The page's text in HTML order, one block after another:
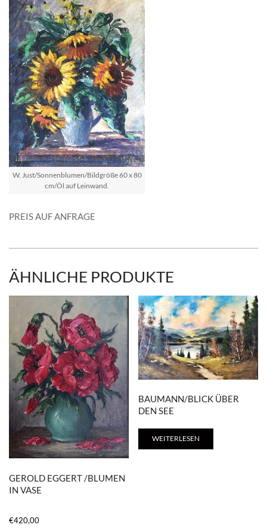
W. Just/Sonnenblumen/Bildgröße 60 x 80
cm/Öl auf Leinwand.
PREIS AUF ANFRAGE
ÄHNLICHE PRODUKTE
GEROLD EGGERT /BLUMEN
IN VASE
€420,00
BAUMANN/BLICK ÜBER
DEN SEE
WEITERLESEN